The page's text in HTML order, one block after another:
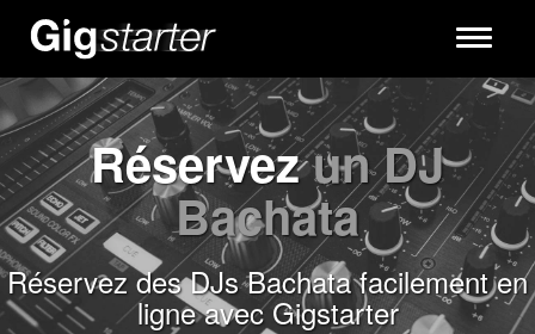
Toggle
Réservezun DJ
Bachata
Réservez des DJs Bachata facilement en
ligne avec Gigstarter